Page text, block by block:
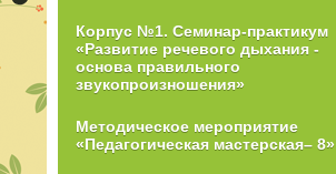
Корпус №1. Семинар-практикум
«Развитие речевого дыхания -
основа правильного
звукопроизношения»
Методическое мероприятие
«Педагогическая мастерская– 8»